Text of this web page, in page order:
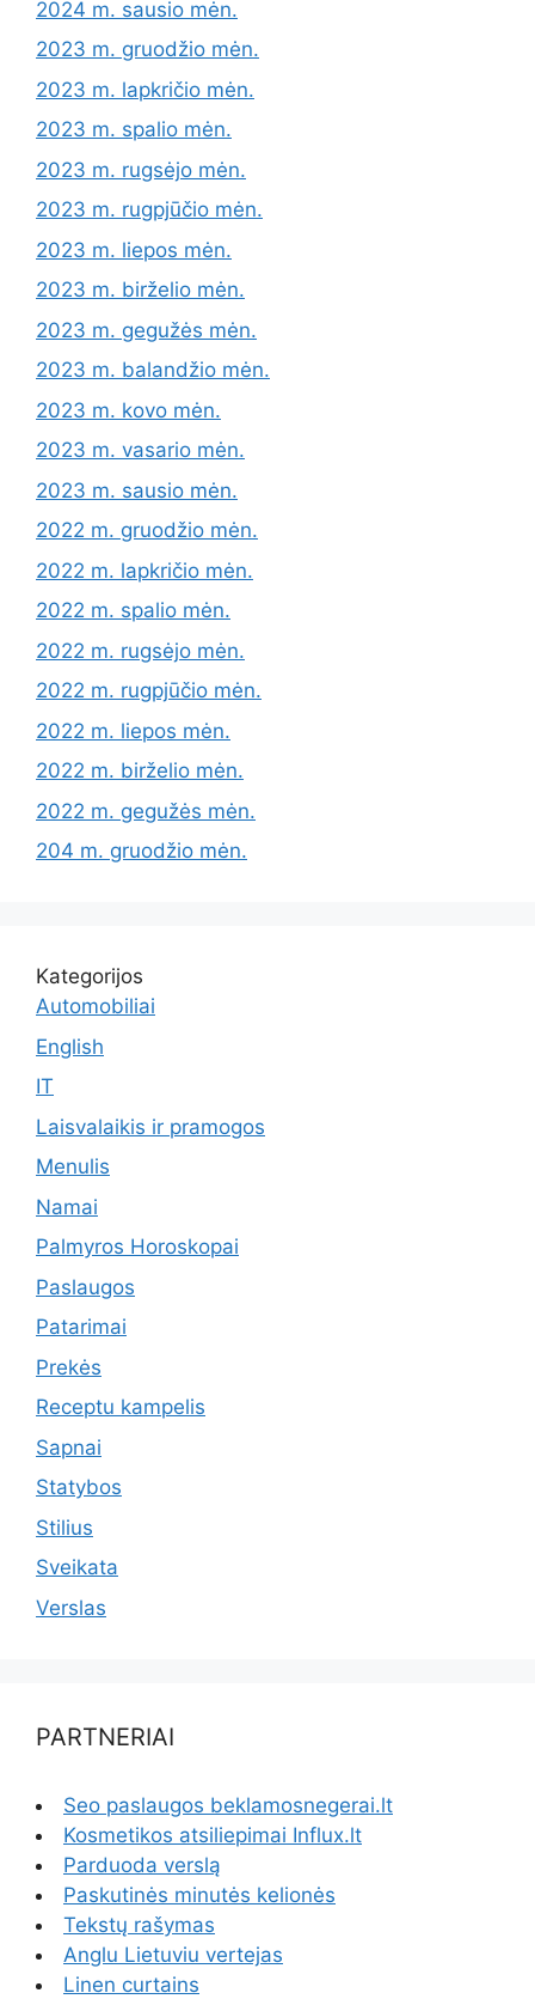
2024 m. sausio mėn.
2023 m. gruodžio mėn.
2023 m. lapkričio mėn.
2023 m. spalio mėn.
2023 m. rugsėjo mėn.
2023 m. rugpjūčio mėn.
2023 m. liepos mėn.
2023 m. birželio mėn.
2023 m. gegužės mėn.
2023 m. balandžio mėn.
2023 m. kovo mėn.
2023 m. vasario mėn.
2023 m. sausio mėn.
2022 m. gruodžio mėn.
2022 m. lapkričio mėn.
2022 m. spalio mėn.
2022 m. rugsėjo mėn.
2022 m. rugpjūčio mėn.
2022 m. liepos mėn.
2022 m. birželio mėn.
2022 m. gegužės mėn.
204 m. gruodžio mėn.
Kategorijos
Automobiliai
English
IT
Laisvalaikis ir pramogos
Menulis
Namai
Palmyros Horoskopai
Paslaugos
Patarimai
Prekės
Receptu kampelis
Sapnai
Statybos
Stilius
Sveikata
Verslas
PARTNERIAI
Seo paslaugos beklamosnegerai.lt
Kosmetikos atsiliepimai Influx.lt
Parduoda verslą
Paskutinės minutės kelionės
Tekstų rašymas
Anglu Lietuviu vertejas
Linen curtains